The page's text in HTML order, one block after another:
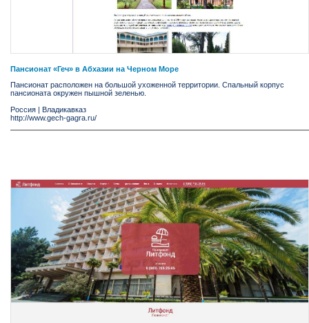
Пансионат «Геч» в Абхазии на Черном Море
Пансионат расположен на большой ухоженной территории. Спальный корпус
пансионата окружен пышной зеленью.
Россия
Владикавказ
http://www.gech-gagra.ru/